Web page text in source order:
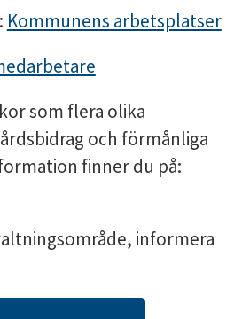
Kommunens arbetsplatser
som flera olika
och förmånliga
finner du på:
informera